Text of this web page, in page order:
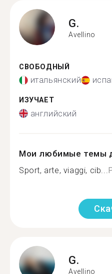
G.
Avellino
СВОБОДНЫЙ
итальянский
ИЗУЧАЕТ
английский
Мои любимые темы
Sport, arte, viaggi, cib...
G.
Avellino